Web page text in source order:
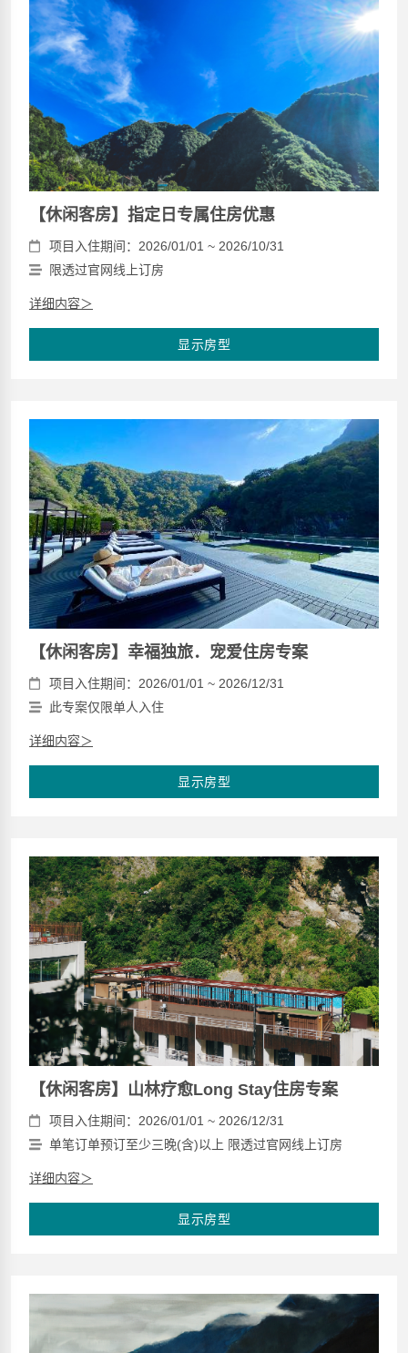
【休闲客房】指定日专属住房优惠
项目入住期间：2026/01/01 ~ 2026/10/31
限透过官网线上订房
详细内容＞
显示房型
【休闲客房】幸福独旅．宠爱住房专案
项目入住期间：2026/01/01 ~ 2026/12/31
此专案仅限单人入住
详细内容＞
显示房型
【休闲客房】山林疗愈Long Stay住房专案
项目入住期间：2026/01/01 ~ 2026/12/31
单笔订单预订至少三晚(含)以上 限透过官网线上订房
详细内容＞
显示房型